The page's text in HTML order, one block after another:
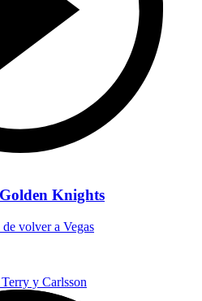
Knights
volver a Vegas